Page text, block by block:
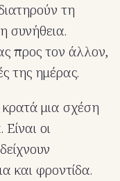
τη
συνήθεια.
προς τον άλλον,
της ημέρας.
μια σχέση
οι
και φροντίδα.